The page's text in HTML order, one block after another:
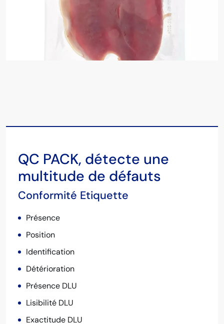
QC PACK, détecte une
multitude de défauts
Conformité Etiquette
Présence
Position
Identification
Détérioration
Présence DLU
Lisibilité DLU
Exactitude DLU